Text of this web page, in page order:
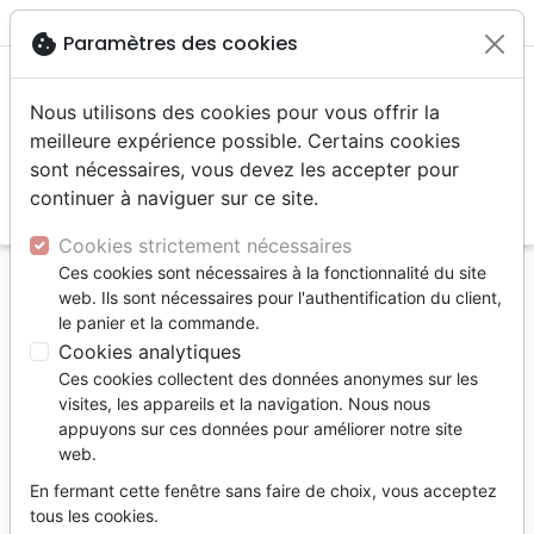
menu
Accueil Jeunesse Albums 9-12 ans
Albums 9-12 ans
Filtrer tune
cookie Paramètres des cookies
Nous utilisons des cookies pour vous offrir la
meilleure expérience possible. Certains cookies
sont nécessaires, vous devez les accepter pour
continuer à naviguer sur ce site.
Cookies strictement nécessaires
Ces cookies sont nécessaires à la fonctionnalité du site
web. Ils sont nécessaires pour l'authentification du client,
le panier et la commande.
Cookies analytiques
Ces cookies collectent des données anonymes sur les
visites, les appareils et la navigation. Nous nous
appuyons sur ces données pour améliorer notre site
web.
En fermant cette fenêtre sans faire de choix, vous acceptez
tous les cookies.